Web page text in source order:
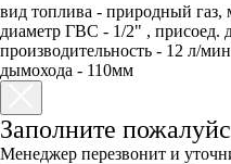
вид топлива - природный газ,
диаметр ГВС - 1/2" , присоед.
производительность - 12 л/
дымохода - 110мм
Заполните
Менеджер перезвонит и